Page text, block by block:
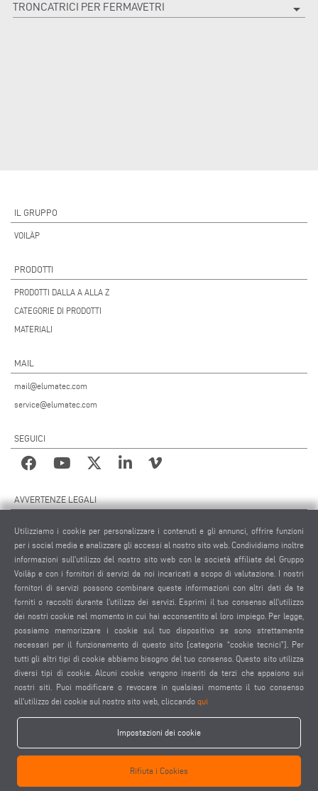
TRONCATRICI PER FERMAVETRI arrow_drop_down
IL GRUPPO
VOILÀP
PRODOTTI
PRODOTTI DALLA A ALLA Z
CATEGORIE DI PRODOTTI
MATERIALI
MAIL
mail@elumatec.com
service@elumatec.com
SEGUICI
AVVERTENZE LEGALI
MATERIALE GRAFICO
PROTEZIONE DEI DATI
PROTEZIONE DEI DATI INTERNAZIONALE
CONTRATTO DI MANUTENZIONE REMOTA
IMPOSTAZIONE COOKIES
CODICE DI CONDOTTA DEI FORNITORI
elumatec AG - Pinacher Straße 61 - 75417 Mühlacker - Germania - Telefono
+49 7041-14 0-mail@elumatec.com
elumatec AG infocenter - Lugwaldstraße 20 - 75417 Mühlacker - Germania
Utilizziamo i cookie per personalizzare i contenuti e gli annunci, offrire funzioni
per i social media e analizzare gli accessi al nostro sito web. Condividiamo inoltre
informazioni sull'utilizzo del nostro sito web con le società affiliate del Gruppo
Voilàp e con i fornitori di servizi da noi incaricati a scopo di valutazione. I nostri
fornitori di servizi possono combinare queste informazioni con altri dati da te
forniti o raccolti durante l'utilizzo dei servizi. Esprimi il tuo consenso all'utilizzo
dei nostri cookie nel momento in cui hai acconsentito al loro impiego. Per legge,
possiamo memorizzare i cookie sul tuo dispositivo se sono strettamente
necessari per il funzionamento di questo sito [categoria “cookie tecnici”]. Per
tutti gli altri tipi di cookie abbiamo bisogno del tuo consenso. Questo sito utilizza
diversi tipi di cookie. Alcuni cookie vengono inseriti da terzi che appaiono sui
nostri siti. Puoi modificare o revocare in qualsiasi momento il tuo consenso
all'utilizzo dei cookie sul nostro sito web, cliccando qui
Impostazioni dei cookie
Rifiuta i Cookies